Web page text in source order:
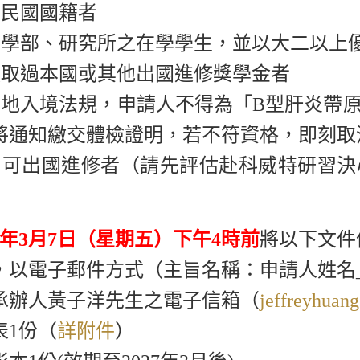
國國籍者
部、研究所之在學學生，並以大二以上
過本國或其他出國進修獎學金者
入境法規，申請人不得為「B型肝炎帶
通知繳交體檢證明，若不符資格，即刻
出國進修者（請先評估赴科威特研習
3月 7日（星期五）下午4時前將以下文
以電子郵件方式（主旨名稱：申請人姓名
辦人黃子洋先生之電子信箱（
1份（詳附件）